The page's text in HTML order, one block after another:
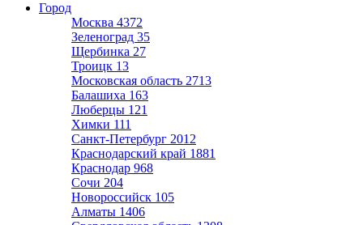
Город
Москва 4372
Зеленоград 35
Щербинка 27
Троицк 13
Московская область 2713
Балашиха 163
Люберцы 121
Химки 111
Санкт-Петербург 2012
Краснодарский край 1881
Краснодар 968
Сочи 204
Новороссийск 105
Алматы 1406